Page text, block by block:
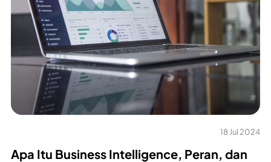
18 Jul 2024
Apa Itu Business Intelligence, Peran, dan